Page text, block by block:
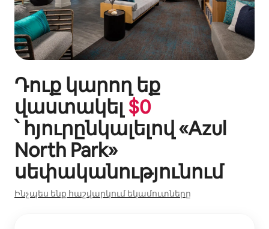
Դուք կարող եք
վաստակել $0
՝ հյուրընկալելով «Azul
North Park»
սեփականությունում
Ինչպես ենք հաշվարկում եկամուտները